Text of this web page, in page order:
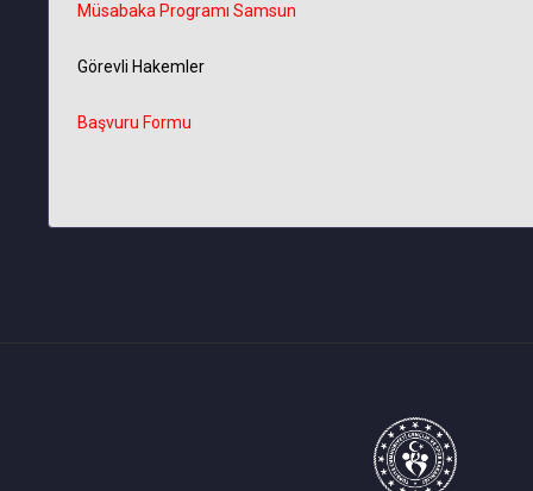
Müsabaka Programı Samsun
Görevli Hakemler
Başvuru Formu